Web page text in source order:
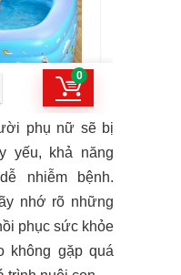
phụ nữ sẽ bị
yếu, khả năng
nhiễm bệnh.
nhớ rõ những
phục sức khỏe
không gặp quá